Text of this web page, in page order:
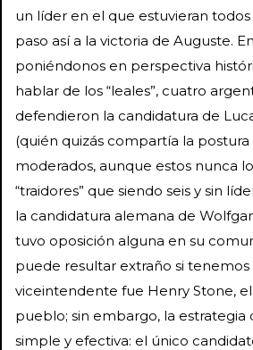
un líder en el que estuvieran
paso así a la victoria de Auguste.
poniéndonos en perspectiva
hablar de los “leales”, cuatro
defendieron la candidatura de
(quién quizás compartía la postura
moderados, aunque estos nunca
“traidores” que siendo seis y sin
la candidatura alemana de
tuvo oposición alguna en su
puede resultar extraño si
viceintendente fue Henry Stone,
pueblo; sin embargo, la estrategia
simple y efectiva: el único